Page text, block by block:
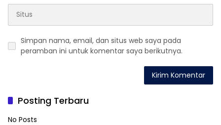
Simpan nama, email, dan situs web saya pada
peramban ini untuk komentar saya berikutnya.
Posting Terbaru
No Posts